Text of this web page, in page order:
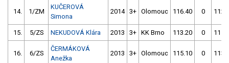
14. 1/ZM
KUČEROVÁ
Simona
2014 3+ Olomouc 116.40 0
15. 5/ZS NEKUDOVÁ Klára 2013 3+ KK Brno 113.20 0
16. 6/ZS
ČERMÁKOVÁ
Anežka
2013 3+ Olomouc 115.10 0